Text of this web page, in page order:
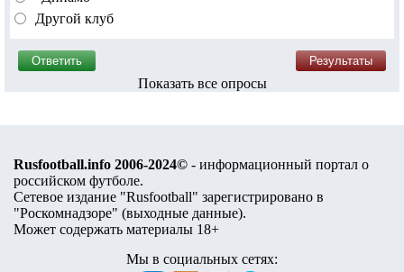
Другой клуб
Показать все опросы
Rusfootball.info 2006-2024© - информационный портал о
российском футболе.
Сетевое издание "Rusfootball" зарегистрировано в
"Роскомнадзоре" (выходные данные).
Может содержать материалы 18+
Мы в социальных сетях: